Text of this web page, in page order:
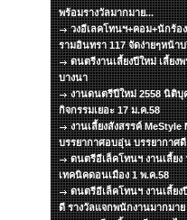
พร้อมรางวัลมากมาย...
วงอีเลคโทนฯ+คอม+นักร้อ
รามอินทรา 117 จัดง่ายๆหน้า
ดนตรีงานเลี้ยงปีใหม่ เลี้ย
บางนา
งานดนตรีปีใหม่ 2558 นิติ
กิจกรรมเยอะ 17 ม.ค.58
งานเลี้ยงสังสรรค์
บรรยากาศอบอุ่น บรรยากาศ
ดนตรีอีเล็คโทนฯ งานเลี้ย
เทคนิคดอนเมือง 1 พ.ค.58
ดนตรีอีเล็คโทนฯ งานเลี้ย
ดี รางวัลแจกพนักงานมากมา